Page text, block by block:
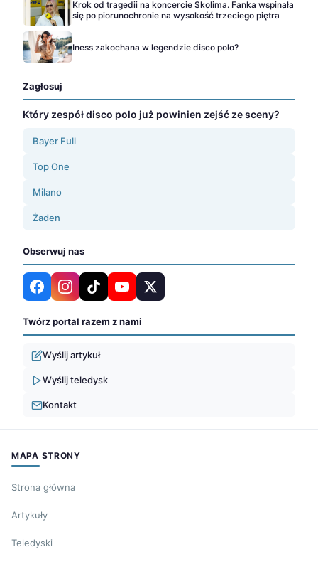
Krok od tragedii na koncercie Skolima. Fanka wspinała
się po piorunochronie na wysokość trzeciego piętra
Iness zakochana w legendzie disco polo?
Zagłosuj
Który zespół disco polo już powinien zejść ze sceny?
Bayer Full
Top One
Milano
Żaden
Obserwuj nas
Twórz portal razem z nami
Wyślij artykuł
Wyślij teledysk
Kontakt
MAPA STRONY
Strona główna
Artykuły
Teledyski